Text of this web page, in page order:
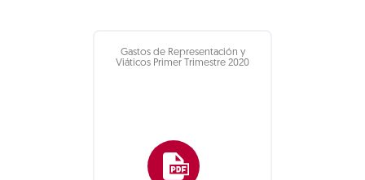
Gastos de Representación y
Viáticos Primer Trimestre 2020